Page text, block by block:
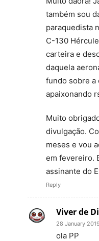
também sou
paraquedista
C-130
carteira e
daquela
fundo sobre a
apaixonando
Muito
divulgação.
meses e vou
em fevereiro.
assinante do
Reply
Viver de
28 January
ola PP